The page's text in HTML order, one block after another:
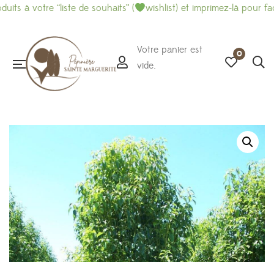
“liste de souhaits” ( wishlist) et imprimez-là pour faciliter
Votre panier est
vide.
0